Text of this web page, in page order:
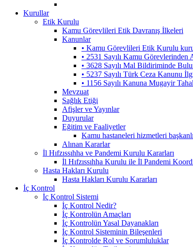
Kurullar
Etik Kurulu
Kamu Görevlileri Etik Davranış İlkeleri
Kanunlar
• Kamu Görevlileri Etik Kurulu
• 2531 Sayılı Kamu Görevlerinden
• 3628 Sayılı Mal Bildiriminde
• 5237 Sayılı Türk Ceza Kanunu
• 1156 Sayılı Kanuna Mugayir
Mevzuat
Sağlık Etiği
Afişler ve Yayınlar
Duyurular
Eğitim ve Faaliyetler
Kamu hastaneleri hizmetleri
Alınan Kararlar
İl Hıfzıssıhha ve Pandemi Kurulu Kararları
İl Hıfzıssıhha Kurulu ile İl Pandemi
Hasta Hakları Kurulu
Hasta Hakları Kurulu Kararları
İç Kontrol
İç Kontrol Sistemi
İç Kontrol Nedir?
İç Kontrolün Amaçları
İç Kontrolün Yasal Dayanakları
İç Kontrol Sisteminin Bileşenleri
İç Kontrolde Rol ve Sorumluluklar